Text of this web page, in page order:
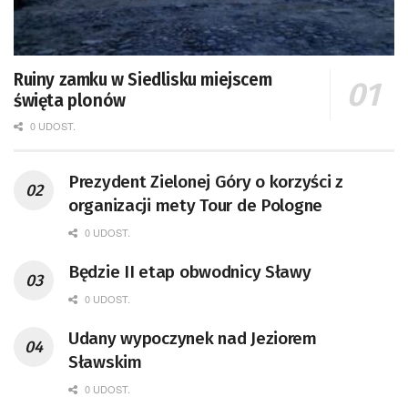
Ruiny zamku w Siedlisku miejscem
święta plonów
0 UDOST.
Prezydent Zielonej Góry o korzyści z
organizacji mety Tour de Pologne
0 UDOST.
Będzie II etap obwodnicy Sławy
0 UDOST.
Udany wypoczynek nad Jeziorem
Sławskim
0 UDOST.